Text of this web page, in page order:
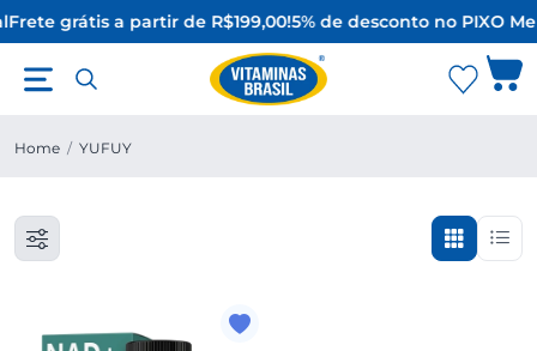
Frete grátis a partir de R$199,00!5% de desconto no PIXO
Home / YUFUY